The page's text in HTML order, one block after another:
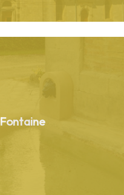
Fontaine